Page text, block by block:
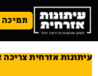
תמיכה
עיתונות אזרחית